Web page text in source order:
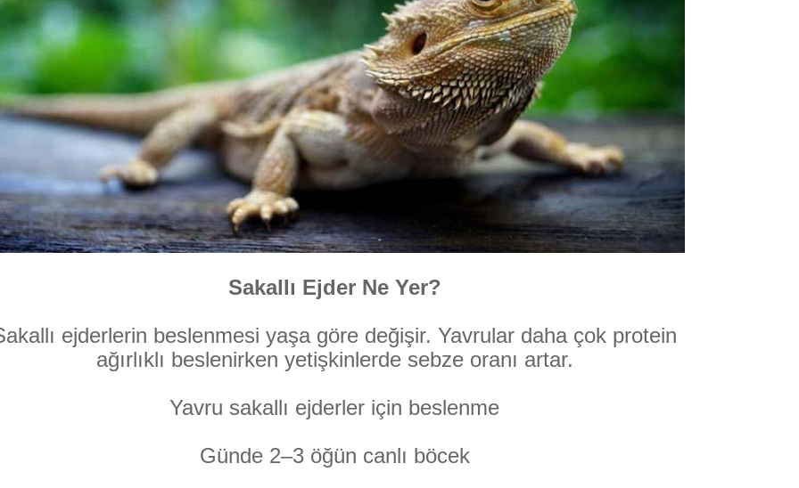
Sakallı Ejder Ne Yer?
ejderlerin beslenmesi yaşa göre değişir. Yavrular daha çok protein
ağırlıklı beslenirken yetişkinlerde sebze oranı artar.
Yavru sakallı ejderler için beslenme
Günde 2–3 öğün canlı böcek